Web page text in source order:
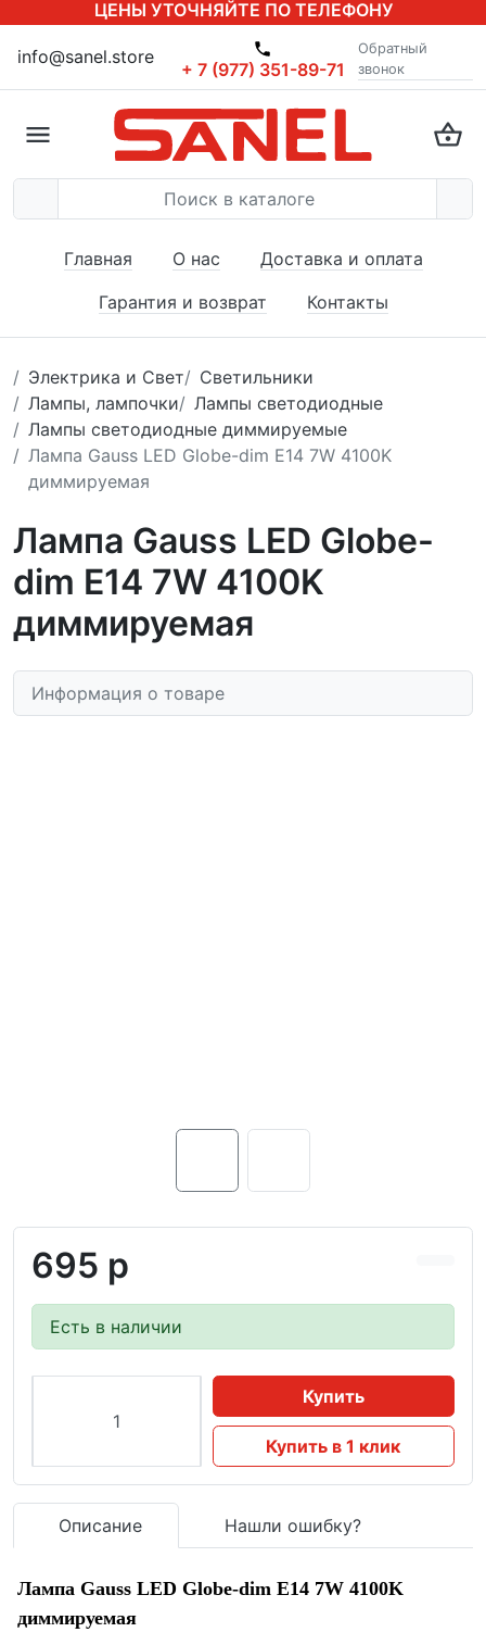
ЦЕНЫ УТОЧНЯЙТЕ ПО ТЕЛЕФОНУ
info@sanel.store
+ 7 (977) 351-89-71
Обратный
звонок
Главная О нас
Доставка и оплата
Гарантия и возврат
Контакты
Электрика и Свет
Светильники
Лампы, лампочки
Лампы светодиодные
Лампы светодиодные диммируемые
Лампа Gauss LED Globe-dim E14 7W 4100K
диммируемая
Лампа Gauss LED Globe-
dim E14 7W 4100K
диммируемая
Информация о товаре
695 р
Есть в наличии
Купить
Купить в 1 клик
Описание Нашли ошибку?
Лампа Gauss LED Globe-dim E14 7W 4100K
диммируемая